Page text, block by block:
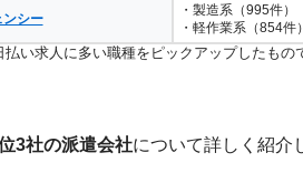
ンシー
・製造系（995件）
・軽作業系（854件）
い求人に多い職種をピックアップしたもの
3社の派遣会社について詳しく紹介